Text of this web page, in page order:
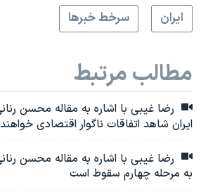
ايران
سرخط خبرها
مطالب مرتبط
رضا غیبی با اشاره به مقاله محسن
ایران شاهد اتفاقات ناگوار اقتصادی
رضا غیبی با اشاره به مقاله محسن
به مرحله چهارم سقوط است